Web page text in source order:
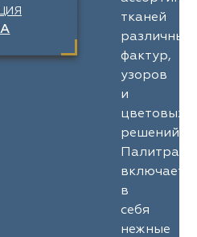
тканей
различных
фактур,
узоров
и
цветовых
решений.
Палитра
включает
в
себя
нежные